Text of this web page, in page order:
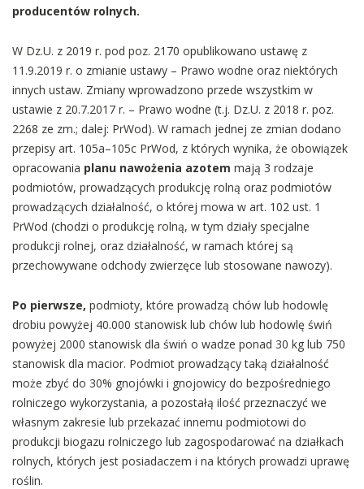
producentów rolnych.
W Dz.U. z 2019 r. pod poz. 2170 opublikowano ustawę z
11.9.2019 r. o zmianie ustawy – Prawo wodne oraz niektórych
innych ustaw. Zmiany wprowadzono przede wszystkim w
ustawie z 20.7.2017 r. – Prawo wodne (t.j. Dz.U. z 2018 r. poz.
2268 ze zm.; dalej: PrWod). W ramach jednej ze zmian dodano
przepisy art. 105a–105c PrWod, z których wynika, że obowiązek
opracowania planu nawożenia azotem mają 3 rodzaje
podmiotów, prowadzących produkcję rolną oraz podmiotów
prowadzących działalność, o której mowa w art. 102 ust. 1
PrWod (chodzi o produkcję rolną, w tym działy specjalne
produkcji rolnej, oraz działalność, w ramach której są
przechowywane odchody zwierzęce lub stosowane nawozy).
Po pierwsze, podmioty, które prowadzą chów lub hodowlę
drobiu powyżej 40.000 stanowisk lub chów lub hodowlę świń
powyżej 2000 stanowisk dla świń o wadze ponad 30 kg lub 750
stanowisk dla macior. Podmiot prowadzący taką działalność
może zbyć do 30% gnojówki i gnojowicy do bezpośredniego
rolniczego wykorzystania, a pozostałą ilość przeznaczyć we
własnym zakresie lub przekazać innemu podmiotowi do
produkcji biogazu rolniczego lub zagospodarować na działkach
rolnych, których jest posiadaczem i na których prowadzi uprawę
roślin.